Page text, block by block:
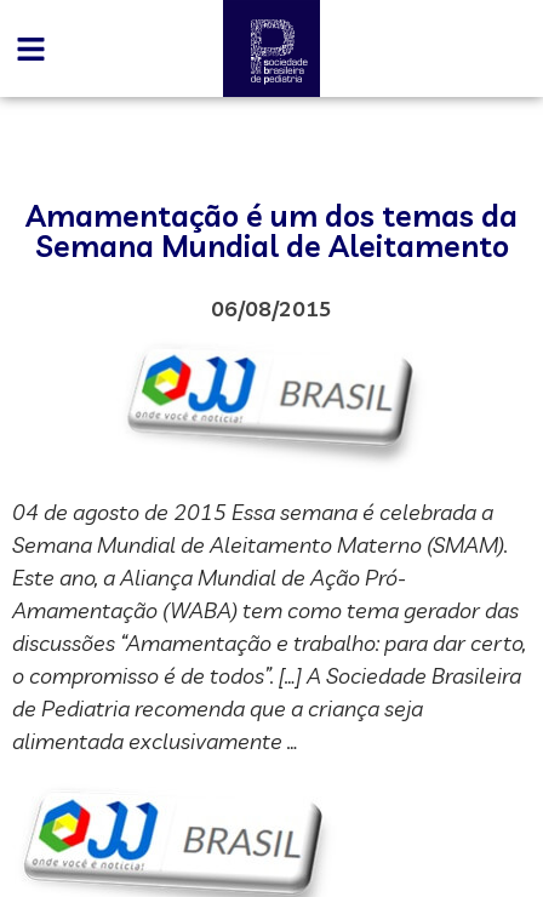
Amamentação é um dos temas da
Semana Mundial de Aleitamento
06/08/2015
04 de agosto de 2015 Essa semana é celebrada a
Semana Mundial de Aleitamento Materno (SMAM).
Este ano, a Aliança Mundial de Ação Pró-
Amamentação (WABA) tem como tema gerador das
discussões “Amamentação e trabalho: para dar certo,
o compromisso é de todos”. […] A Sociedade Brasileira
de Pediatria recomenda que a criança seja
alimentada exclusivamente …